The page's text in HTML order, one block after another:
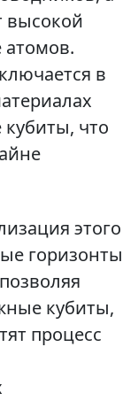
высокой
атомов.
в
что
этого
горизонты
кубиты,
процесс